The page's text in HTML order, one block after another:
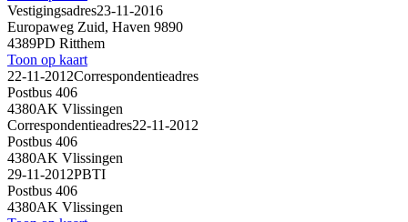
Vestigingsadres23-11-2016
Europaweg Zuid, Haven 9890
4389PD Ritthem
Toon op kaart
22-11-2012Correspondentieadres
Postbus 406
4380AK Vlissingen
Correspondentieadres22-11-2012
Postbus 406
4380AK Vlissingen
29-11-2012PBTI
Postbus 406
4380AK Vlissingen